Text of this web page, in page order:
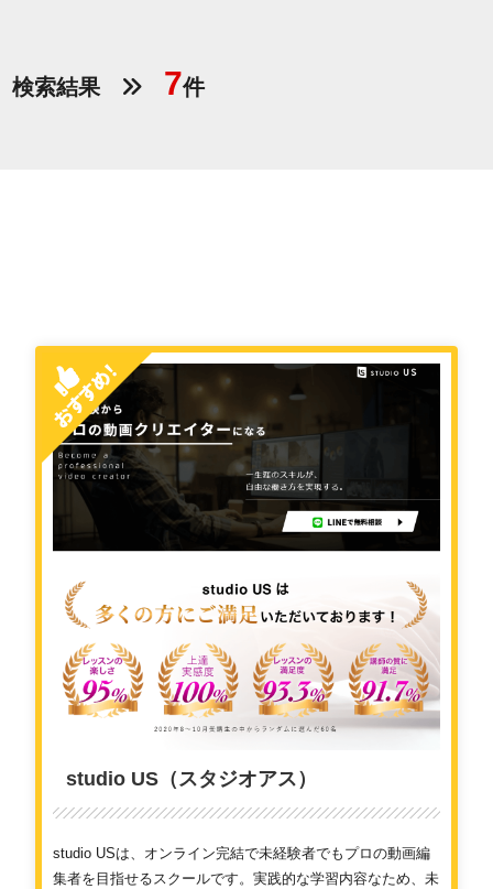
検索結果 7件
studio US（スタジオアス）
studio USは、オンライン完結で未経験者でもプロの動画編
集者を目指せるスクールです。実践的な学習内容なため、未